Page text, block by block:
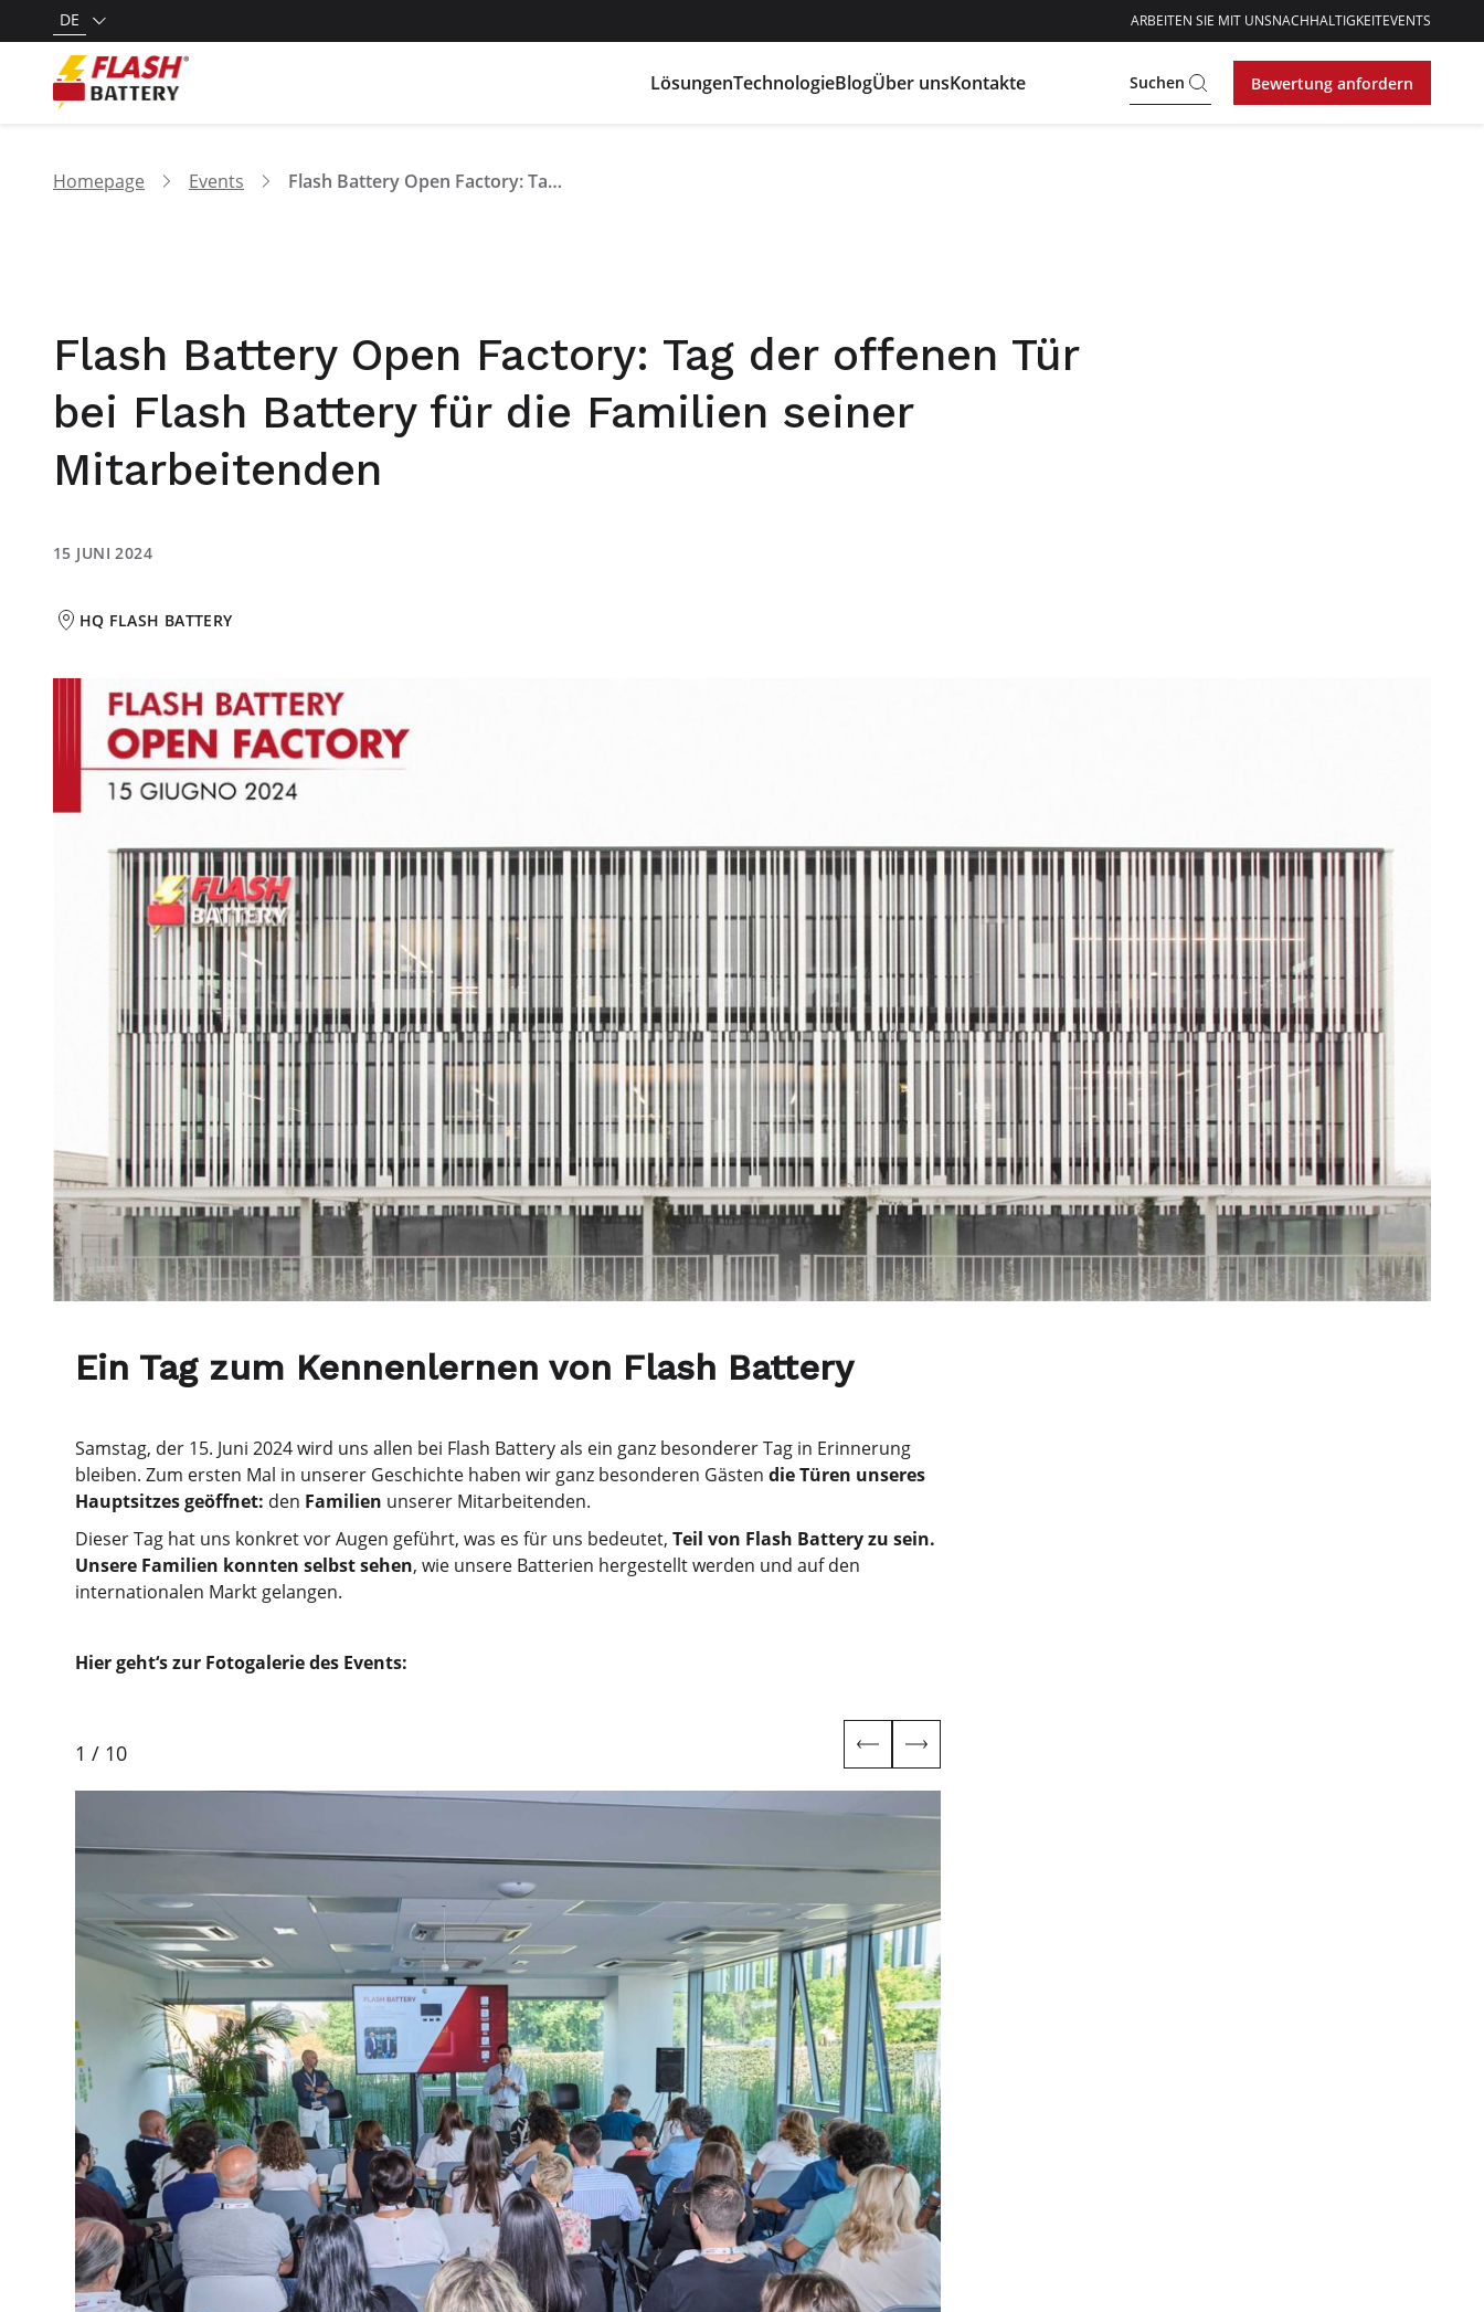
DE ARBEITEN SIE MIT UNSNACHHALTIGKEITEVENTS
LösungenTechnologieBlogÜber unsKontakte Suchen Bewertung anfordern
Homepage Events Flash Battery Open Factory: Tag der offenen Tür bei Flash Battery für die Familien seiner Mitarbeitenden
Flash Battery Open Factory: Tag der offenen Tür
bei Flash Battery für die Familien seiner
Mitarbeitenden
15 JUNI 2024
HQ FLASH BATTERY
Ein Tag zum Kennenlernen von Flash Battery
Samstag, der 15. Juni 2024 wird uns allen bei Flash Battery als ein ganz besonderer Tag in Erinnerung
bleiben. Zum ersten Mal in unserer Geschichte haben wir ganz besonderen Gästen die Türen unseres
Hauptsitzes geöffnet: den Familien unserer Mitarbeitenden.
Dieser Tag hat uns konkret vor Augen geführt, was es für uns bedeutet, Teil von Flash Battery zu sein.
Unsere Familien konnten selbst sehen, wie unsere Batterien hergestellt werden und auf den
internationalen Markt gelangen.
Hier geht‘s zur Fotogalerie des Events:
1 / 10